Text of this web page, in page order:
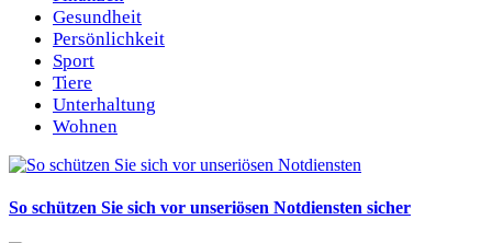
Gesundheit
Persönlichkeit
Sport
Tiere
Unterhaltung
Wohnen
So schützen Sie sich vor unseriösen Notdiensten sicher